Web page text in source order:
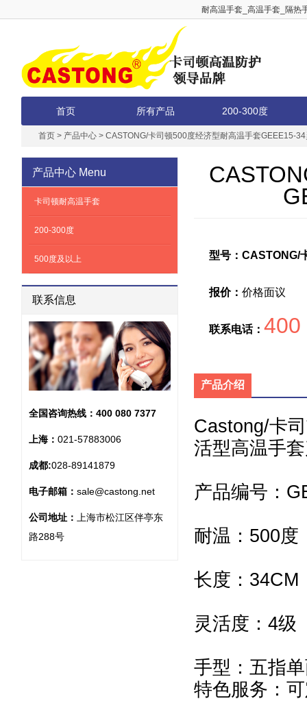
耐高温手套_高温手套_隔热
首页 所有产品 200-300度
首页> 产品中心> CASTONG/卡司顿500度经济型耐高温手套GEEE15-
型号：CASTONG/
报价： 价格面议
联系电话： 400
产品介绍
Castong/卡
活型高温手
产品编号：
耐温：500度
长度：34CM
灵活度：4级
手型：五指
特色服务：
产品中心 Menu
卡司顿耐高温手套
200-300度
500度及以上
联系信息
全国咨询热线： 400 080 7377
上海： 021-57883006
成都:028-89141879
电子邮箱： sale@castong.net
公司地址：
上海市松江区伴亭东
路288号